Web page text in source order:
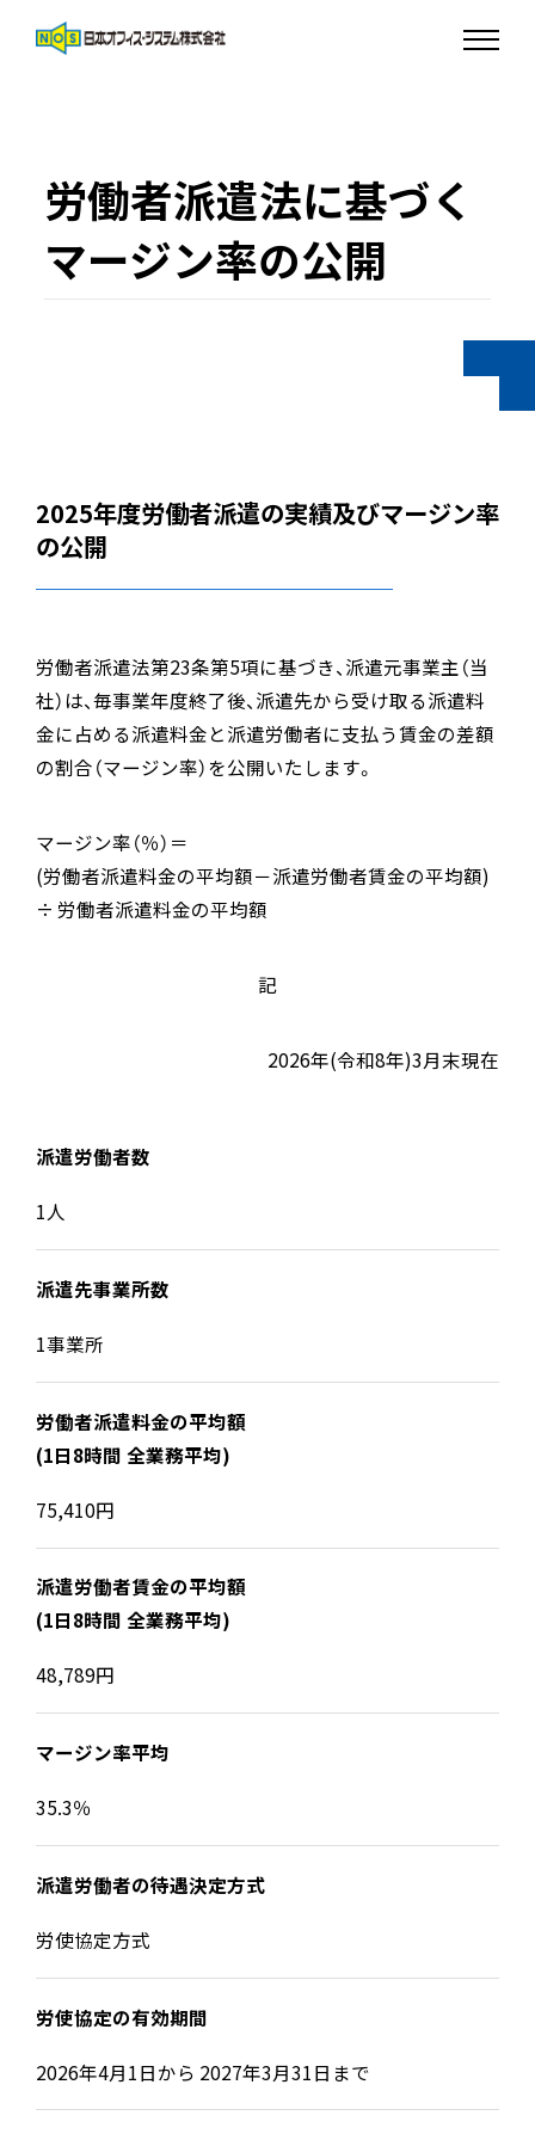
労働者派遣法に基づく
マージン率の公開
2025年度労働者派遣の実績及びマージン率
の公開
労働者派遣法第23条第5項に基づき、派遣元事業主（当
社）は、毎事業年度終了後、派遣先から受け取る派遣料
金に占める派遣料金と派遣労働者に支払う賃金の差額
の割合（マージン率）を公開いたします。
マージン率（％）＝
(労働者派遣料金の平均額－派遣労働者賃金の平均額)
÷ 労働者派遣料金の平均額
記
2026年(令和8年)3月末現在
派遣労働者数
1人
派遣先事業所数
1事業所
労働者派遣料金の平均額
(1日8時間 全業務平均)
75,410円
派遣労働者賃金の平均額
(1日8時間 全業務平均)
48,789円
マージン率平均
35.3％
派遣労働者の待遇決定方式
労使協定方式
労使協定の有効期間
2026年4月1日から 2027年3月31日まで